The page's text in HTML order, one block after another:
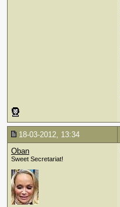
18-03-2012, 13:34
Oban
Sweet Secretariat!